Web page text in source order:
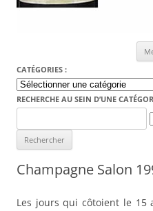
CATÉGORIES :
Catégories
:
RECHERCHE AU SEIN D’UNE
for:
Champagne Salon
Les jours qui côtoient le 15